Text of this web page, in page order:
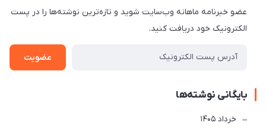
عضو خبرنامه ماهانه وب‌سایت شوید و تازه‌ترین نوشته‌ها را در پست
الکترونیک خود دریافت کنید.
عضویت
بایگانی نوشته‌ها
خرداد 1405